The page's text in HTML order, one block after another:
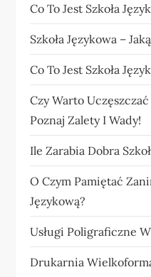
Co To Jest Szkoła
Szkoła Językowa –
Co To Jest Szkoła
Czy Warto
Poznaj Zalety I Wady!
Ile Zarabia Dobra
O Czym Pamiętać
Językową?
Usługi Poligraficzne
Drukarnia